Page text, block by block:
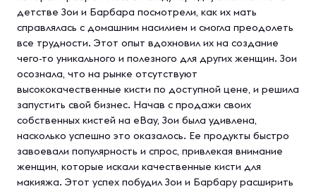
детстве Зои и Барбара посмотрели, как их мать
справлялась с домашним насилием и смогла преодолеть
все трудности. Этот опыт вдохновил их на создание
чего-то уникального и полезного для других женщин. Зои
осознала, что на рынке отсутствуют
высококачественные кисти по доступной цене, и решила
запустить свой бизнес. Начав с продажи своих
собственных кистей на eBay, Зои была удивлена,
насколько успешно это оказалось. Ее продукты быстро
завоевали популярность и спрос, привлекая внимание
женщин, которые искали качественные кисти для
макияжа. Этот успех побудил Зои и Барбару расширить